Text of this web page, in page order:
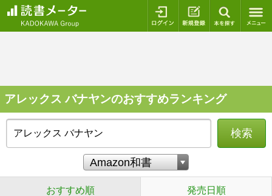
ログイン 新規登録
アレックス バナヤンのおすすめランキング
検索
おすすめ順 発売日順